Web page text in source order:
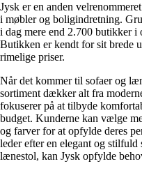
Jysk er en anden
i møbler og boligindretning.
i dag mere end 2.700 butikker i
Butikken er kendt for sit brede
rimelige priser.
Når det kommer til sofaer og
sortiment dækker alt fra
fokuserer på at tilbyde
budget. Kunderne kan vælge
og farver for at opfylde deres
leder efter en elegant og stilfuld
lænestol, kan Jysk opfylde